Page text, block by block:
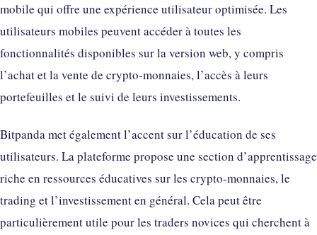
mobile qui offre une expérience utilisateur optimisée. Les
utilisateurs mobiles peuvent accéder à toutes les
fonctionnalités disponibles sur la version web, y compris
l’achat et la vente de crypto-monnaies, l’accès à leurs
portefeuilles et le suivi de leurs investissements.
Bitpanda met également l’accent sur l’éducation de ses
utilisateurs. La plateforme propose une section d’apprentissage
riche en ressources éducatives sur les crypto-monnaies, le
trading et l’investissement en général. Cela peut être
particulièrement utile pour les traders novices qui cherchent à